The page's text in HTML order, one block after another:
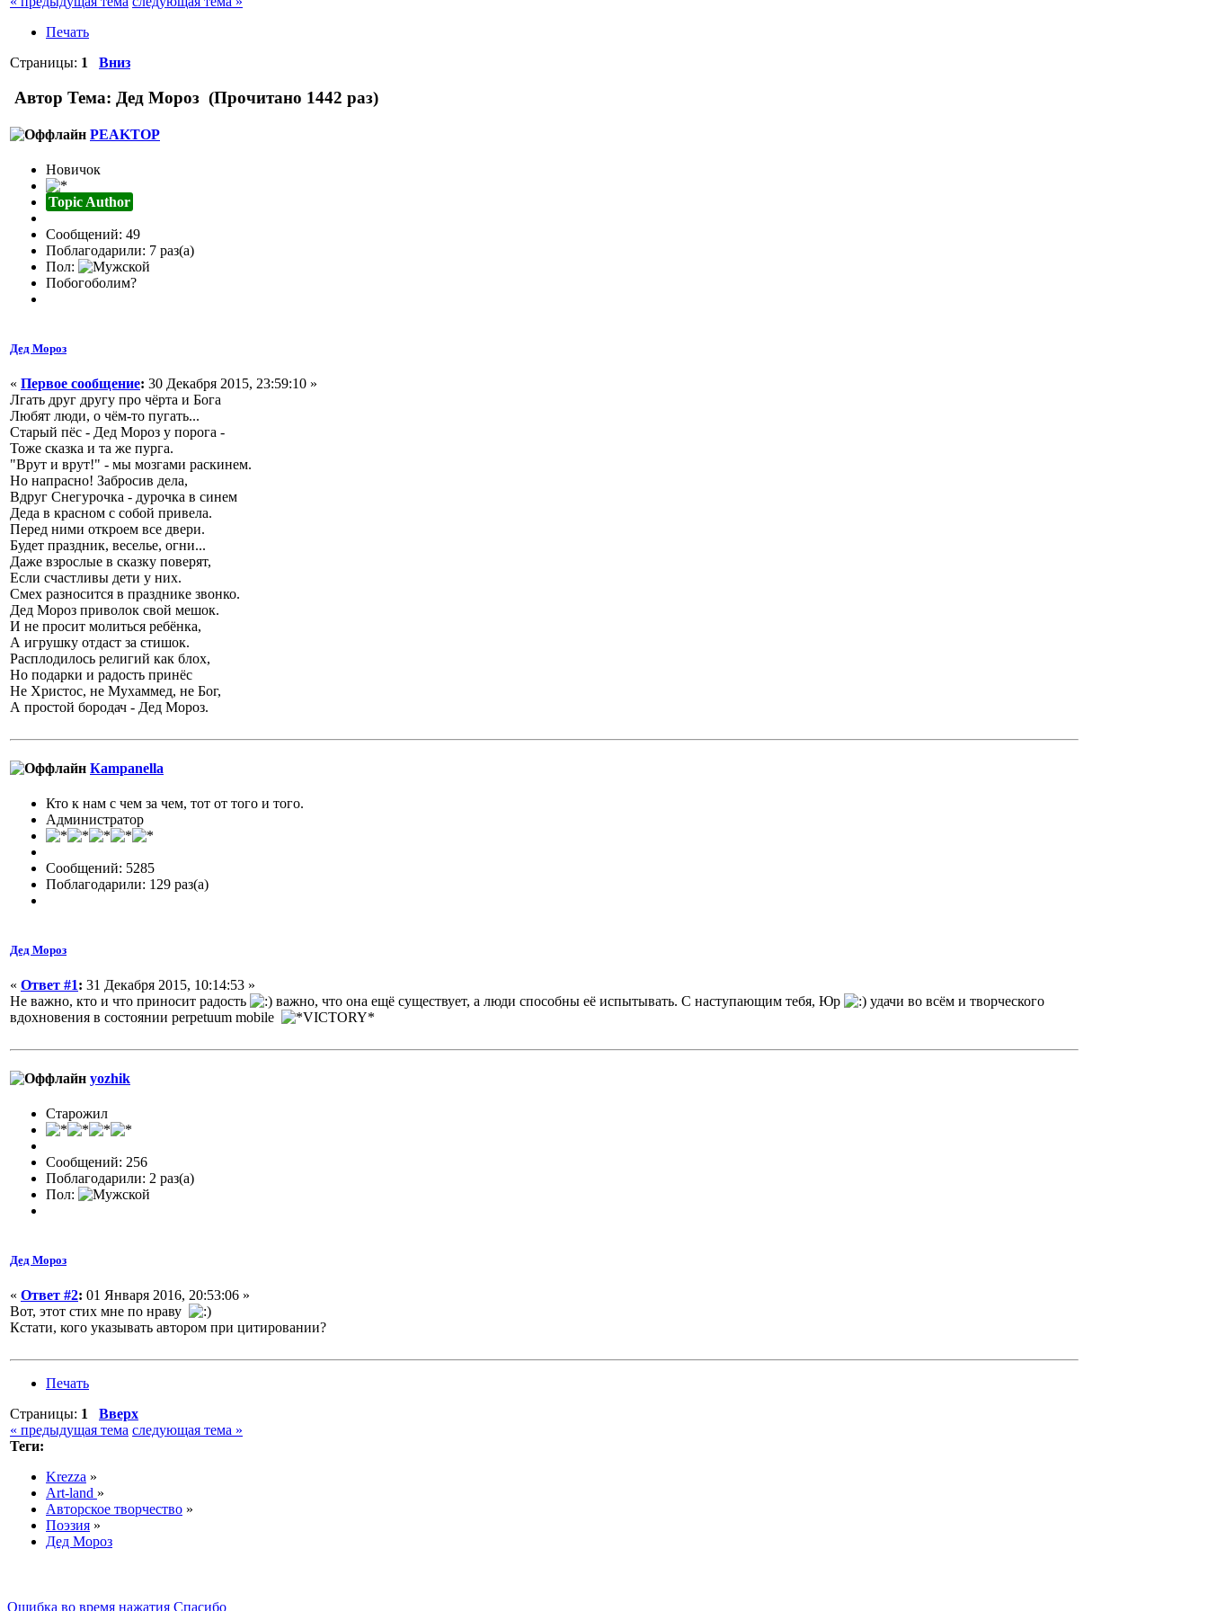
Печать
Страницы: 1 Вниз
Автор Тема: Дед Мороз (Прочитано 1442 раз)
PEAKTOP
Новичок
Topic Author
Сообщений: 49
Поблагодарили: 7 раз(а)
Пол:
Побогоболим?
Дед Мороз
« Первое сообщение: 30 Декабря 2015, 23:59:10 »
Лгать друг другу про чёрта и Бога
Любят люди, о чём-то пугать...
Старый пёс - Дед Мороз у порога -
Тоже сказка и та же пурга.
"Врут и врут!" - мы мозгами раскинем.
Но напрасно! Забросив дела,
Вдруг Снегурочка - дурочка в синем
Деда в красном с собой привела.
Перед ними откроем все двери.
Будет праздник, веселье, огни...
Даже взрослые в сказку поверят,
Если счастливы дети у них.
Смех разносится в празднике звонко.
Дед Мороз приволок свой мешок.
И не просит молиться ребёнка,
А игрушку отдаст за стишок.
Расплодилось религий как блох,
Но подарки и радость принёс
Не Христос, не Мухаммед, не Бог,
А простой бородач - Дед Мороз.
Кampanella
Кто к нам с чем за чем, тот от того и того.
Администратор
Сообщений: 5285
Поблагодарили: 129 раз(а)
Дед Мороз
« Ответ #1: 31 Декабря 2015, 10:14:53 »
Не важно, кто и что приносит радость
важно, что она ещё существует, а люди способны её испытывать. С наступающим тебя, Юр
удачи во всём и творческого
вдохновения в состоянии perpetuum mobile
yozhik
Старожил
Сообщений: 256
Поблагодарили: 2 раз(а)
Пол:
Дед Мороз
« Ответ #2: 01 Января 2016, 20:53:06 »
Вот, этот стих мне по нраву
Кстати, кого указывать автором при цитировании?
Печать
Страницы: 1
Вверх
« предыдущая тема следующая тема »
Теги:
Krezza »
Art-land »
Авторское творчество »
Поэзия »
Дед Мороз
Ошибка во время нажатия Спасибо